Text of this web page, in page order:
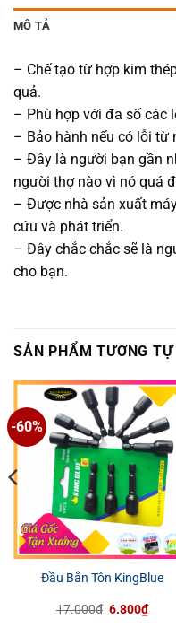
MÔ TẢ
– Chế tạo từ hợp kim
quả.
– Phù hợp với đa số các
– Bảo hành nếu có lỗi từ
– Đây là người bạn gần
người thợ nào vì nó quá
– Được nhà sản xuất
cứu và phát triển.
– Đây chắc chắc sẽ là
cho bạn.
SẢN PHẨM TƯƠNG TỰ
-60%
Đầu Bắn Tôn KingBlue
17.000₫ Giá
6.800₫Giá
hiện